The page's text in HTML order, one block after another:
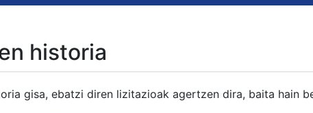
historia
gisa, ebatzi diren lizitazioak agertzen dira, baita hain